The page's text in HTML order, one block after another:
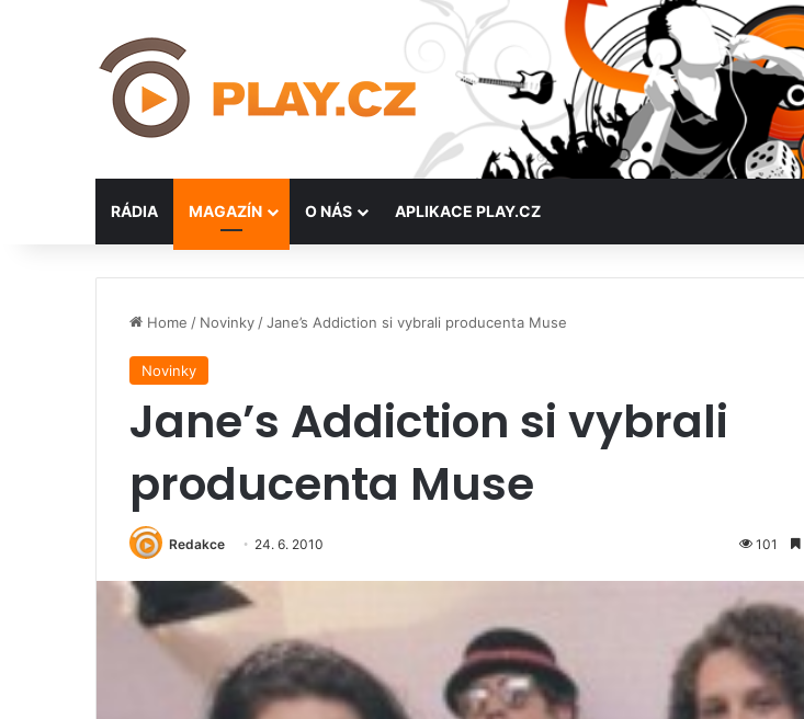
RÁDIA MAGAZÍN O NÁS APLIKACE PLAY.CZ
Home / Novinky /Jane’s Addiction si vybrali producenta Muse
Novinky
Jane’s Addiction si vybrali
producenta Muse
Redakce 24. 6. 2010 101